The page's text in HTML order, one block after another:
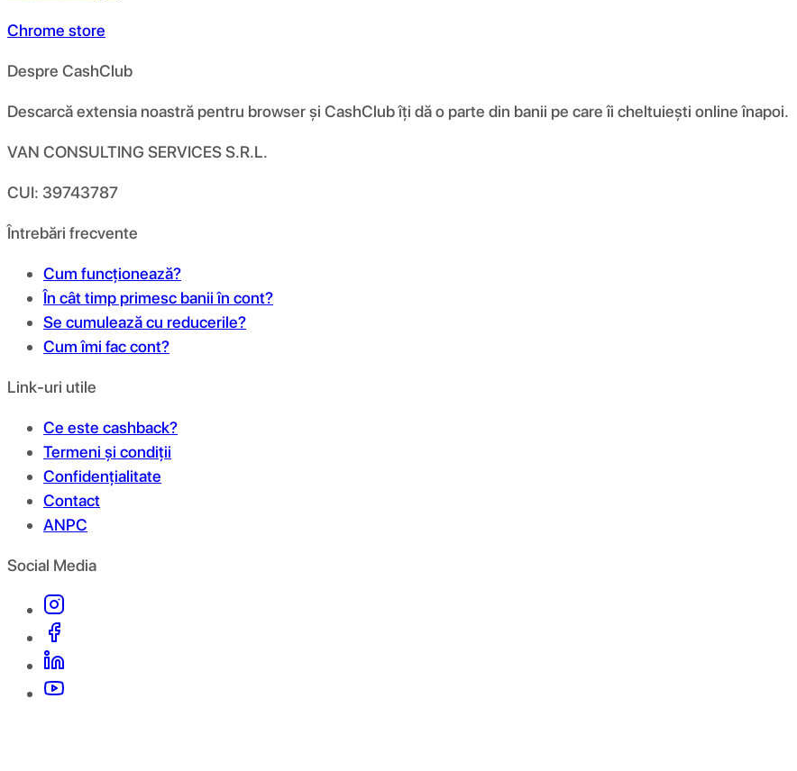
Chrome store
Despre CashClub
Descarcă extensia noastră pentru browser și CashClub îți dă o parte din banii pe care îi cheltuiești online înapoi.
VAN CONSULTING SERVICES S.R.L.
CUI: 39743787
Întrebări frecvente
Cum funcționează?
În cât timp primesc banii în cont?
Se cumulează cu reducerile?
Cum îmi fac cont?
Link-uri utile
Ce este cashback?
Termeni și condiții
Confidențialitate
Contact
ANPC
Social Media